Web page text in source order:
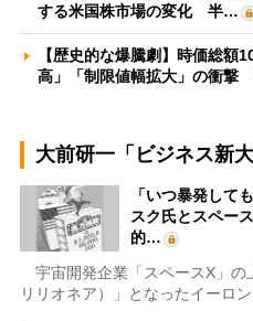
する米国株市場の変化 半…
【歴史的な爆騰劇】時価総額
高」「制限値幅拡大」の衝
大前研一「ビジネス新
「いつ暴発して
スク氏とスペー
的…
宇宙開発企業「スペースX」の
リリオネア）」となったイーロ